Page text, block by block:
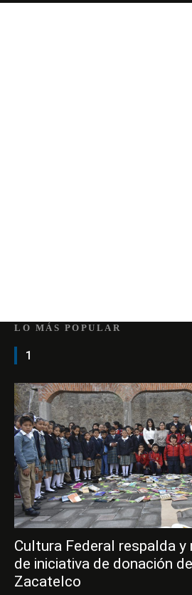
LO MÁS POPULAR
1
Cultura Federal respalda
de iniciativa de donación
Zacatelco